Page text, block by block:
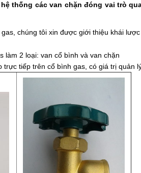
thống các van chặn đóng vai trò
chúng tôi xin được giới thiệu khái
làm 2 loại: van cổ bình và van chặn
trực tiếp trên cổ bình gas, có giá trị quản